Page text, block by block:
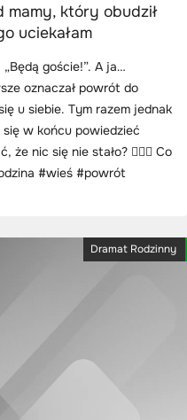
mamy, który obudził
uciekałam
goście!”. A ja…
oznaczał powrót do
u siebie. Tym razem jednak
w końcu powiedzieć
nic się nie stało? 😶‍🌫️🔥 Co
#wieś #powrót
Dramat Rodzinny